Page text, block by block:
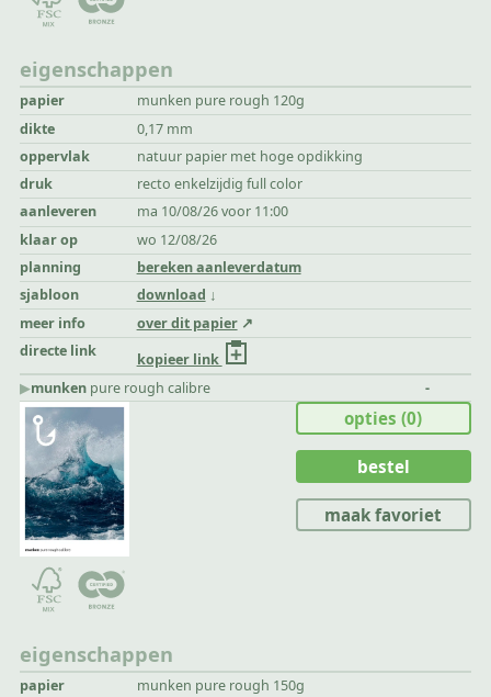
eigenschappen
papier
munken pure rough 120g
dikte
0,17 mm
oppervlak
natuur papier met hoge opdikking
druk
recto enkelzijdig full color
aanleveren
ma 10/08/26 voor 11:00
klaar op
wo 12/08/26
planning
bereken aanleverdatum
sjabloon
download
meer info
over dit papier
directe link
kopieer link
▶︎munken pure rough calibre -
eigenschappen
papier
munken pure rough 150g
opties(0)
bestel
maak favoriet